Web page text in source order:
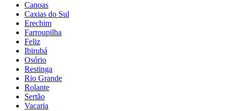
Canoas
Caxias do Sul
Erechim
Farroupilha
Feliz
Ibirubá
Osório
Restinga
Rio Grande
Rolante
Sertão
Vacaria